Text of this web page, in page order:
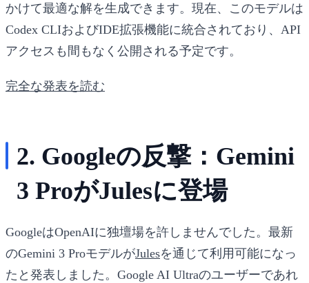
かけて最適な解を生成できます。現在、このモデルは
Codex CLIおよびIDE拡張機能に統合されており、API
アクセスも間もなく公開される予定です。
完全な発表を読む
2. Googleの反撃：Gemini
3 ProがJulesに登場
GoogleはOpenAIに独壇場を許しませんでした。最新
のGemini 3 ProモデルがJulesを通じて利用可能になっ
たと発表しました。Google AI Ultraのユーザーであれ